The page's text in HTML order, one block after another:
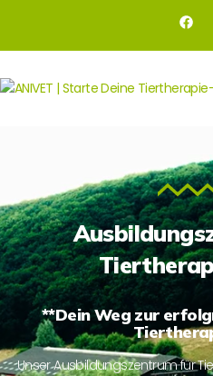
**Dein Weg zur
Unser Ausbildungszentrum für